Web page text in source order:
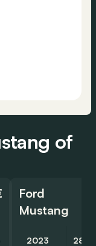
of
Ford
Mustang
2023 28